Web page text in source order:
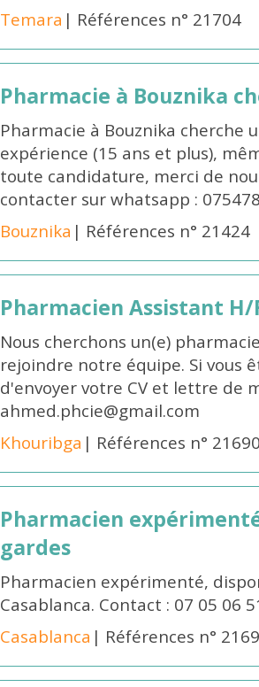
Temara | Références n° 21704
Pharmacie à Bouznika
Pharmacie à Bouznika cherche
expérience (15 ans et plus),
toute candidature, merci de
contacter sur whatsapp :
Bouznika | Références n° 21424
Pharmacien Assistant
Nous cherchons un(e)
rejoindre notre équipe. Si vous
d'envoyer votre CV et lettre de
ahmed.phcie@gmail.com
Khouribga | Références n°
Pharmacien
gardes
Pharmacien expérimenté,
Casablanca. Contact : 07 05 06
Casablanca | Références n°